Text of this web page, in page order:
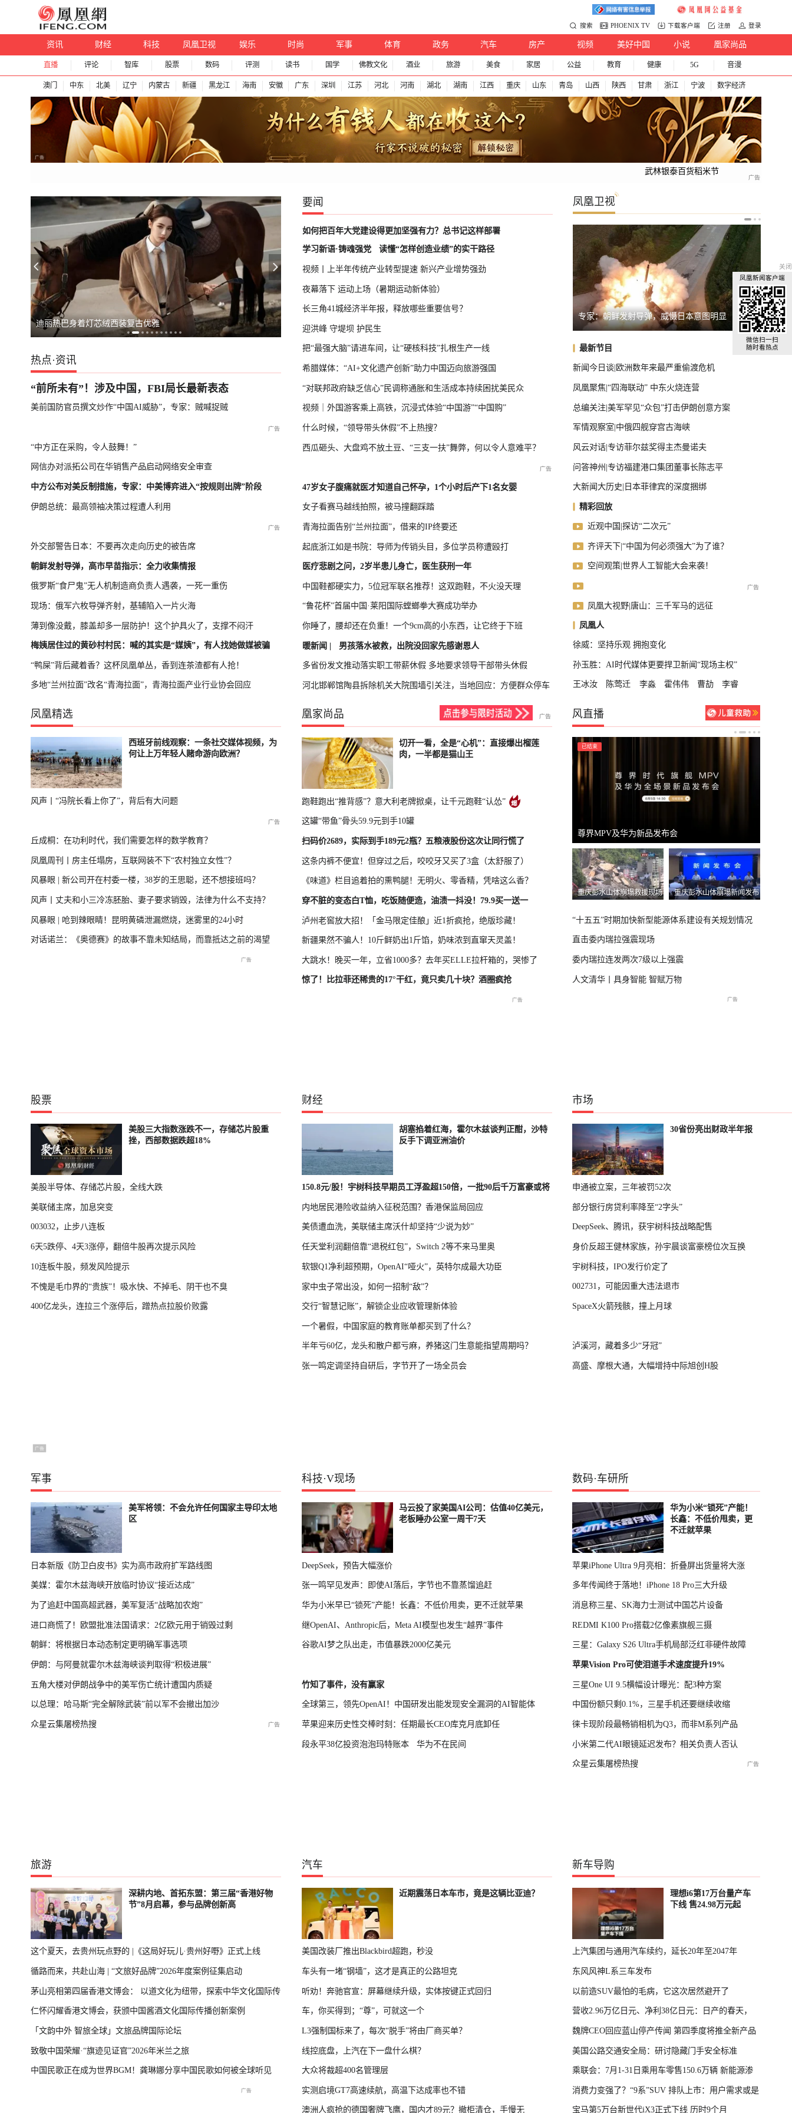
搜索 PHOENIX TV 下载客户端 注册 登录
资讯 财经 科技 凤凰卫视 娱乐 时尚 军事 体育 政务 汽车 房产 视频 美好中国 小说 凰家尚品
直播 评论 智库 股票 数码 评测 读书 国学 佛教文化 酒业 旅游 美食 家居 公益 教育 健康 5G 音漫
澳门 中东 北美 辽宁 内蒙古 新疆 黑龙江 海南 安徽 广东 深圳 江苏 河北 河南 湖北 湖南 江西 重庆 山东 青岛 山西 陕西 甘肃 浙江 宁波 数字经济
武林银泰百货稻米节
迪丽热巴身着灯芯绒西装复古优雅 茅台镇老饕从不问牌子，只问“有罗庆忠吗”，百元价位喝哭老酒鬼 国际足联主席首次公开道歉
热点 ·资讯
“前所未有”！涉及中国，FBI局长最新表态
美前国防官员撰文炒作“中国AI威胁”，专家：贼喊捉贼
“中方正在采购，令人鼓舞！”
网信办对派拓公司在华销售产品启动网络安全审查
中方公布对美反制措施，专家：中美博弈进入“按规则出牌”阶段
伊朗总统：最高领袖决策过程遭人利用
外交部警告日本：不要再次走向历史的被告席
朝鲜发射导弹，高市早苗指示：全力收集情报
俄罗斯“食尸鬼”无人机制造商负责人遇袭，一死一重伤
现场：俄军六枚导弹齐射，基辅陷入一片火海
薄到像没戴，膝盖却多一层防护！这个护具火了，支撑不闷汗
梅姨居住过的黄砂村村民：喊的其实是“媒姨”，有人找她做媒被骗
“鸭屎”背后藏着香？这杯凤凰单丛，香到连茶渣都有人抢！
多地“兰州拉面”改名“青海拉面”，青海拉面产业行业协会回应
要闻
如何把百年大党建设得更加坚强有力？总书记这样部署
学习新语·铸魂强党
读懂“怎样创造业绩”的实干路径
视频丨上半年传统产业转型提速 新兴产业增势强劲
夜幕落下 运动上场（暑期运动新体验）
长三角41城经济半年报，释放哪些重要信号？
迎洪峰 守堤坝 护民生
把“最强大脑”请进车间，让“硬核科技”扎根生产一线
希腊媒体：“AI+文化遗产创新”助力中国迈向旅游强国
“对联邦政府缺乏信心”民调称通胀和生活成本持续困扰美民众
视频｜外国游客乘上高铁，沉浸式体验“中国游”“中国购”
什么时候，“领导带头休假”不上热搜？
西瓜砸头、大盘鸡不放土豆、“三支一扶”舞弊，何以令人意难平？
47岁女子腹痛就医才知道自己怀孕，1个小时后产下1名女婴
女子看赛马越线拍照，被马撞翻踩踏
青海拉面告别“兰州拉面”，借来的IP终要还
起底浙江如是书院：导师为传销头目，多位学员称遭殴打
医疗悲剧之问，2岁半患儿身亡，医生获刑一年
中国鞋都硬实力，5位冠军联名推荐！这双跑鞋，不火没天理
“鲁花杯”首届中国·莱阳国际螳螂拳大赛成功举办
你睡了，腰却还在负重！一个9cm高的小东西，让它终于下班
暖新闻 | 男孩落水被救，出院没回家先感谢恩人
多省份发文推动落实职工带薪休假 多地要求领导干部带头休假
河北邯郸馆陶县拆除机关大院围墙引关注，当地回应：方便群众停车
凤凰卫视
台湾启动汉光演习，学者：制造紧张局势捞预算 俄罗斯警告德国援乌：或招致灾难性后果 台湾
最新节目
新闻今日谈|欧洲数年来最严重偷渡危机
凤凰聚焦|“四海联动” 中东火烧连营
总编关注|美军罕见“众包”打击伊朗创意方案
军情观察室|中俄四舰穿宫古海峡
风云对话|专访菲尔兹奖得主杰曼诺夫
问答神州|专访福建港口集团董事长陈志平
大新闻大历史|日本菲律宾的深度捆绑
精彩回放
近观中国|探访“二次元”
齐评天下|“中国为何必须强大”为了谁？
空间观策|世界人工智能大会来袭！
凤凰大视野|唐山：三千军马的远征
凤凰人
徐威：坚持乐观 拥抱变化
孙玉胜：AI时代媒体更要捍卫新闻“现场主权”
王冰汝 陈莺迁 李淼 霍伟伟 曹劼 李睿
凤凰精选
西班牙前线观察：一条社交媒体视频，为
何让上万年轻人赌命游向欧洲？
风声丨“冯院长看上你了”，背后有大问题
丘成桐：在功利时代，我们需要怎样的数学教育？
凤凰周刊丨房主任塌房，互联网装不下“农村独立女性”？
风暴眼 | 新公司开在村委一楼，38岁的王思聪，还不想接班吗？
风声丨丈夫和小三冷冻胚胎、妻子要求销毁，法律为什么不支持？
风暴眼 | 呛到辣眼睛！昆明黄磷泄漏燃烧，迷雾里的24小时
对话诺兰：《奥德赛》的故事不靠未知结局，而靠抵达之前的渴望
凰家尚品
切开一看，全是“心机”：直接爆出榴莲
肉，一半都是猫山王
跑鞋跑出“推背感”？意大利老牌掀桌，让千元跑鞋“认怂”
这罐“带鱼”骨头59.9元到手10罐
扫码价2689，实际到手189元2瓶？五粮液股份这次让同行慌了
这条内裤不便宜！但穿过之后，咬咬牙又买了3盒（太舒服了）
《味道》栏目追着拍的熏鸭腿！无明火、零香精，凭啥这么香？
穿不脏的变态白T恤，吃饭随便造，油渍一抖没！79.9买一送一
泸州老窖放大招！「金马限定佳酿」近1折疯抢，绝版珍藏！
新疆果然不骗人！10斤鲜奶出1斤馅，奶味浓到直窜天灵盖！
大跳水！晚买一年，立省1000多？去年买ELLE拉杆箱的，哭惨了
惊了！比拉菲还稀贵的17°干红，竟只卖几十块？酒圈疯抢
风直播
交流现场
年大会特别报道
轮播中
播
经济运行情况
已结束
最新进展
会
已结束
国新办：2026年上半年进出口情况
“十五五”时期加快新型能源体系建设有关规划情况
直击委内瑞拉强震现场
委内瑞拉连发两次7级以上强震
人文清华丨具身智能 智赋万物
股票
美股三大指数涨跌不一，存储芯片股重
挫，西部数据跌超18%
美股半导体、存储芯片股，全线大跌
美联储主席，加息突变
003032，止步八连板
6天5跌停、4天3涨停，翻倍牛股再次提示风险
10连板牛股，频发风险提示
不愧是毛巾界的“贵族”！吸水快、不掉毛、阴干也不臭
400亿龙头，连拉三个涨停后，蹭热点拉股价败露
财经
胡塞掐着红海，霍尔木兹谈判正酣，沙特
反手下调亚洲油价
150.8元/股！宇树科技早期员工浮盈超150倍，一批90后千万富豪或将
诞生
内地居民港险收益纳入征税范围？香港保监局回应
美债遭血洗，美联储主席沃什却坚持“少说为妙”
任天堂利润翻倍靠“退税红包”，Switch 2等不来马里奥
软银Q1净利超预期，OpenAI“哑火”，英特尔成最大功臣
家中虫子常出没，如何一招制“敌”？
交行“智慧记账”，解锁企业应收管理新体验
一个暑假，中国家庭的教育账单都买到了什么？
半年亏60亿，龙头和散户都亏麻，养猪这门生意能指望周期吗？
张一鸣定调坚持自研后，字节开了一场全员会
市场
30省份亮出财政半年报
申通被立案，三年被罚52次
部分银行房贷利率降至“2字头”
DeepSeek、腾讯，获宇树科技战略配售
身价反超王健林家族，孙宇晨谈富豪榜位次互换
宇树科技，IPO发行价定了
002731，可能因重大违法退市
SpaceX火箭残骸，撞上月球
泸溪河，藏着多少“牙冠”
高盛、摩根大通，大幅增持中际旭创H股
军事
美军将领：不会允许任何国家主导印太地
区
日本新版《防卫白皮书》实为高市政府扩军路线图
美媒：霍尔木兹海峡开放临时协议“接近达成”
为了追赶中国高超武器，美军复活“战略加农炮”
进口商慌了！欧盟批准法国请求：2亿欧元用于销毁过剩
朝鲜：将根据日本动态制定更明确军事选项
伊朗：与阿曼就霍尔木兹海峡谈判取得“积极进展”
五角大楼对伊朗战争中的美军伤亡统计遭国内质疑
以总理：哈马斯“完全解除武装”前以军不会撤出加沙
众星云集屠榜热搜
科技·V现场
马云投了家美国AI公司：估值40亿美元，
老板睡办公室一周干7天
DeepSeek，预告大幅涨价
张一鸣罕见发声：即使AI落后，字节也不靠蒸馏追赶
华为小米早已“锁死”产能！长鑫：不低价甩卖，更不迁就苹果
继OpenAI、Anthropic后，Meta AI模型也发生“越界”事件
谷歌AI梦之队出走，市值暴跌2000亿美元
竹知了事件，没有赢家
全球第三，领先OpenAI！中国研发出能发现安全漏洞的AI智能体
苹果迎来历史性交棒时刻：任期最长CEO库克月底卸任
段永平38亿投资泡泡玛特账本 华为不在民间
数码·车研所
华为小米“锁死”产能！
长鑫：不低价甩卖，更
不迁就苹果
苹果iPhone Ultra 9月亮相：折叠屏出货量将大涨
多年传闻终于落地！iPhone 18 Pro三大升级
消息称三星、SK海力士测试中国芯片设备
REDMI K100 Pro搭载2亿像素旗舰三摄
三星：Galaxy S26 Ultra手机局部泛红非硬件故障
苹果Vision Pro可使泪道手术速度提升19%
三星One UI 9.5横幅设计曝光：配3种方案
中国份额只剩0.1%，三星手机还要继续收缩
徕卡现阶段最畅销相机为Q3，而非M系列产品
小米第二代AI眼镜延迟发布？相关负责人否认
众星云集屠榜热搜
旅游
深耕内地、首拓东盟：第三届“香港好物
节”8月启幕，参与品牌创新高
这个夏天，去贵州玩点野的 |《这局好玩儿·贵州好嘢》正式上线
循路而来，共赴山海 | “文旅好品牌”2026年度案例征集启动
茅山亮相第四届香港文博会： 以道文化为纽带，探索中华文化国际传
播新表达
仁怀闪耀香港文博会，获颁中国酱酒文化国际传播创新案例
「文韵中外 智旅全球」文旅品牌国际论坛
致敬中国荣耀·“旗迹见证官”2026年米兰之旅
中国民歌正在成为世界BGM！龚琳娜分享中国民歌如何被全球听见
汽车
近期震荡日本车市，竟是这辆比亚迪？
美国改装厂推出Blackbird超跑，秒没
车头有一堵“钢墙”，这才是真正的公路坦克
听劝！奔驰官宣：屏幕继续升级，实体按键正式回归
车，你买得到；“尊”，可就这一个
L3强制国标来了，每次“脱手”将由厂商买单？
线控底盘，上汽在下一盘什么棋？
大众将裁超400名管理层
实测启境GT7高速续航，高温下达成率也不错
澳洲人疯抢的德国奢牌飞鹰，国内才89元？撤柜清仓，手慢无
新车导购
理想i6第17万台量产车
下线 售24.98万元起
上汽集团与通用汽车续约，延长20年至2047年
东风风神L系三车发布
以前造SUV最怕的毛病，它这次居然避开了
营收2.96万亿日元、净利38亿日元：日产的春天，
回来了
魏牌CEO回应蓝山停产传闻 第四季度将推全新产品
美国公路交通安全局：研讨隐藏门手安全标准
乘联会：7月1-31日乘用车零售150.6万辆 新能源渗
透率64.4%
消费力变强了？“9系”SUV 排队上市：用户需求或是
主因
宝马第5万台新世代iX3正式下线 历时9个月
关闭
凤凰新闻客户端
微信扫一扫
随时看热点